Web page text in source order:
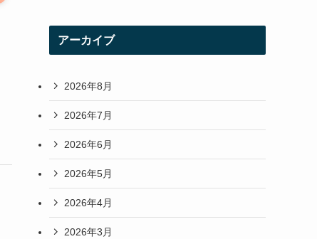
アーカイブ
2026年8月
2026年7月
2026年6月
2026年5月
2026年4月
2026年3月